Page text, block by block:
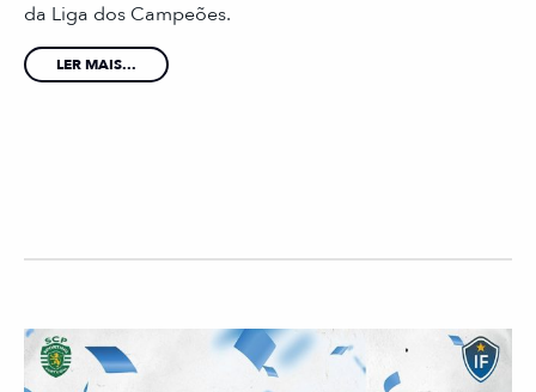
da Liga dos Campeões.
LER MAIS...